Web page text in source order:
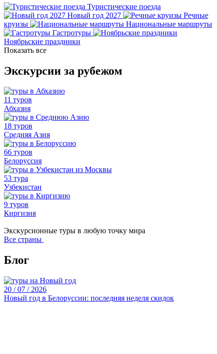
Туристические поезда
Новый год 2027
Речные
круизы
Национальные маршруты
Гастротуры
Ноябрьские праздники
Показать все
Экскурсии за рубежом
11 туров
Абхазия
18 туров
Средняя Азия
66 туров
Белоруссия
53 тура
Узбекистан
9 туров
Киргизия
Экскурсионные туры в любую точку мира
Все страны
Блог
20 / 07 / 2026
Новый год в Белоруссии: последняя неделя скидок